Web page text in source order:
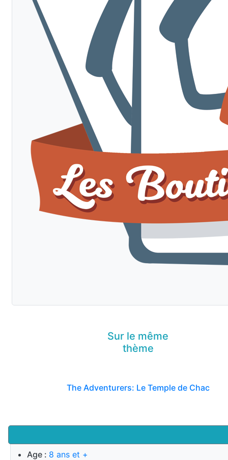
Age : 8 ans et +
Sur le même
thème
The Adventurers: Le Temple de Chac